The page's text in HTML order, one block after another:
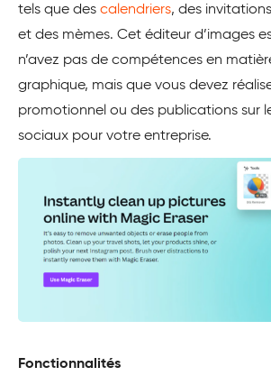
tels que des calendriers, des
et des mèmes. Cet éditeur d’images
n’avez pas de compétences en
graphique, mais que vous devez
promotionnel ou des publications sur
sociaux pour votre entreprise.
Fonctionnalités